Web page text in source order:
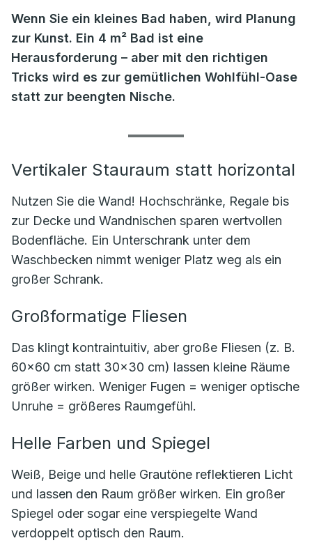
Wenn Sie ein kleines Bad haben, wird Planung
zur Kunst. Ein 4 m² Bad ist eine
Herausforderung – aber mit den richtigen
Tricks wird es zur gemütlichen Wohlfühl-Oase
statt zur beengten Nische.
Vertikaler Stauraum statt horizontal
Nutzen Sie die Wand! Hochschränke, Regale bis
zur Decke und Wandnischen sparen wertvollen
Bodenfläche. Ein Unterschrank unter dem
Waschbecken nimmt weniger Platz weg als ein
großer Schrank.
Großformatige Fliesen
Das klingt kontraintuitiv, aber große Fliesen (z. B.
60×60 cm statt 30×30 cm) lassen kleine Räume
größer wirken. Weniger Fugen = weniger optische
Unruhe = größeres Raumgefühl.
Helle Farben und Spiegel
Weiß, Beige und helle Grautöne reflektieren Licht
und lassen den Raum größer wirken. Ein großer
Spiegel oder sogar eine verspiegelte Wand
verdoppelt optisch den Raum.